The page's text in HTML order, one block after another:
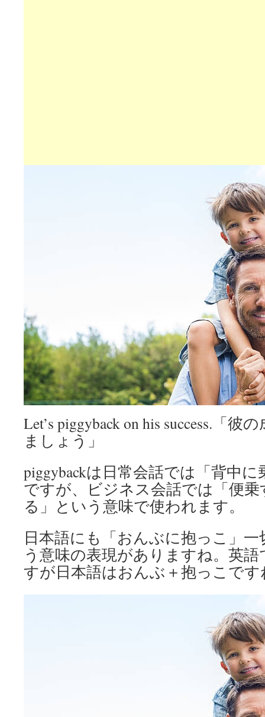
Let’s piggyback on his success.「彼
ましょう」
piggybackは日常会話では「背中
ですが、ビジネス会話では「便
る」という意味で使われます。
日本語にも「おんぶに抱っこ」
う意味の表現がありますね。英
すが日本語はおんぶ＋抱っこで